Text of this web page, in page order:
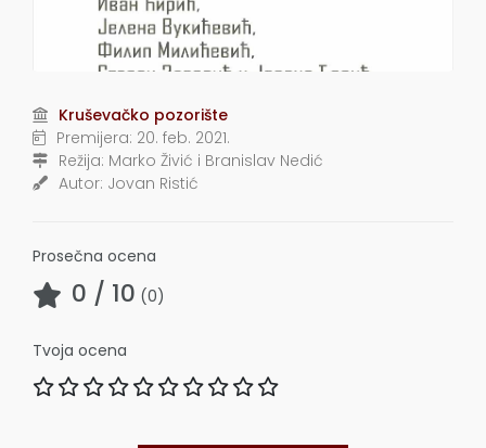
Kruševačko pozorište
Premijera: 20. feb. 2021.
Režija: Marko Živić i Branislav Nedić
Autor: Jovan Ristić
Prosečna ocena
0 / 10 (0)
Tvoja ocena